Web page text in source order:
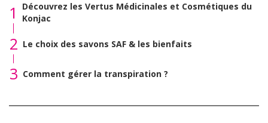
1
Découvrez les Vertus Médicinales et Cosmétiques du
Konjac
2 Le choix des savons SAF & les bienfaits
3 Comment gérer la transpiration ?